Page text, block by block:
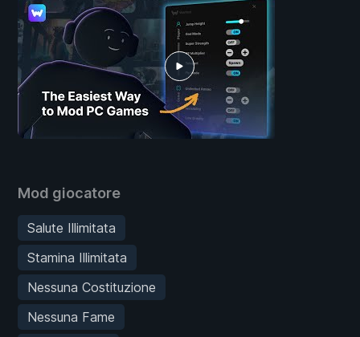
Mod giocatore
Salute Illimitata
Stamina Illimitata
Nessuna Costituzione
Nessuna Fame